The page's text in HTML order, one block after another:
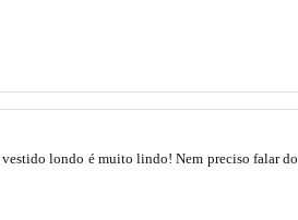
londo é muito lindo! Nem preciso falar do